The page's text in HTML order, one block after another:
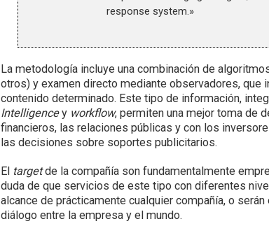
response system.»
La metodología incluye una combinación de
otros) y examen directo mediante observadores, que
contenido determinado. Este tipo de información,
Intelligencey workflow, permiten una mejor toma de
financieros, las relaciones públicas y con los
las decisiones sobre soportes publicitarios.
El targetde la compañía son fundamentalmente
duda de que servicios de este tipo con diferentes
alcance de prácticamente cualquier compañía, o
diálogo entre la empresa y el mundo.